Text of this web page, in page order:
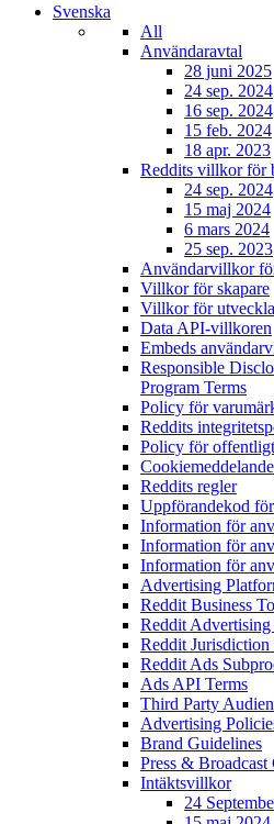
Svenska
All
Användaravtal
28 juni 2025
24 sep. 2024
16 sep. 2024
15 feb. 2024
18 apr. 2023
Reddits villkor för
24 sep. 2024
15 maj 2024
6 mars 2024
25 sep. 2023
Användarvillkor
Villkor för skapare
Villkor för
Data API-villkoren
Embeds
Responsible
Program Terms
Policy för
Reddits
Policy för
Cookiemeddelande
Reddits regler
Uppförandekod
Information för
Information för
Information för
Advertising
Reddit Business
Reddit Advertising
Reddit
Reddit Ads
Ads API Terms
Third Party
Advertising
Brand Guidelines
Press & Broadcast
Intäktsvillkor
24